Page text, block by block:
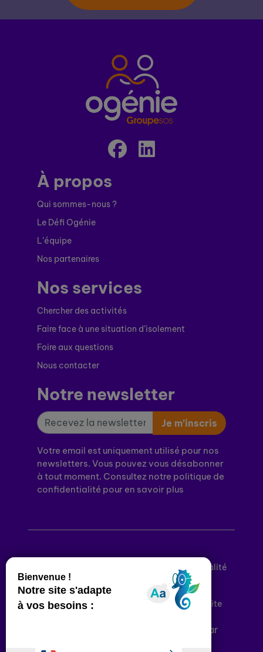
À propos
Qui sommes-nous ?
Le Défi Ogénie
L’équipe
Nos partenaires
Nos services
Chercher des activités
Faire face à une situation d’isolement
Foire aux questions
Nous contacter
Notre newsletter
Je m’inscris
Votre email est uniquement utilisé pour nos
newsletters. Vous pouvez vous désabonner
à tout moment. Consultez notre politique de
confidentialité pour en savoir plus
Politique de confidentialité
Conditions générales d’utilisation
Déclaration d’accessibilité
Plan du site
Plateforme développée en France par